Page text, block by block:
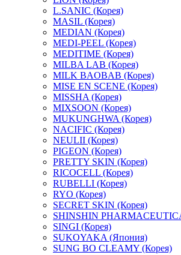
L.SANIC (Корея)
MASIL (Корея)
MEDIAN (Корея)
MEDI-PEEL (Корея)
MEDITIME (Корея)
MILBA LAB (Корея)
MILK BAOBAB (Корея)
MISE EN SCENE (Корея)
MISSHA (Корея)
MIXSOON (Корея)
MUKUNGHWA (Корея)
NACIFIC (Корея)
NEULII (Корея)
PIGEON (Корея)
PRETTY SKIN (Корея)
RICOCELL (Корея)
RUBELLI (Корея)
RYO (Корея)
SECRET SKIN (Корея)
SHINSHIN
SINGI (Корея)
SUKOYAKA (Япония)
SUNG BO CLEAMY (Корея)